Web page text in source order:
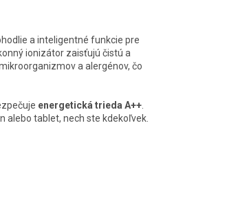
a inteligentné funkcie pre
ionizátor zaisťujú čistú a
a alergénov, čo
energetická trieda A++.
alebo tablet, nech ste kdekoľvek.